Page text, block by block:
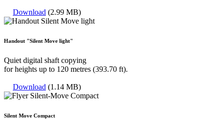
Download (2.99 MB)
Handout "Silent Move light"
Quiet digital shaft copying
for heights up to 120 metres (393.70 ft).
Download (1.14 MB)
Silent Move Compact